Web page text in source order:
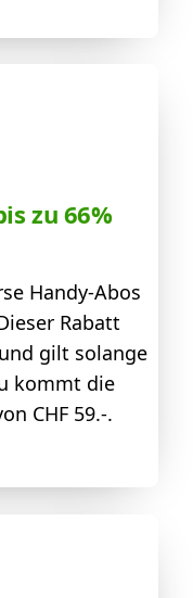
zu 66%
Handy-Abos
Rabatt
gilt solange
kommt die
CHF 59.-.